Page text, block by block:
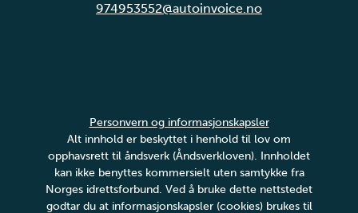
974953552@autoinvoice.no
Personvern og informasjonskapsler
Alt innhold er beskyttet i henhold til lov om
opphavsrett til åndsverk (Åndsverkloven). Innholdet
kan ikke benyttes kommersielt uten samtykke fra
Norges idrettsforbund. Ved å bruke dette nettstedet
godtar du at informasjonskapsler (cookies) brukes til